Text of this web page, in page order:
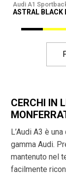
Audi A1
ASTRAL BLACK
CERCHI IN
L’Audi A3 è
gamma Audi.
mantenuto nel
facilmente